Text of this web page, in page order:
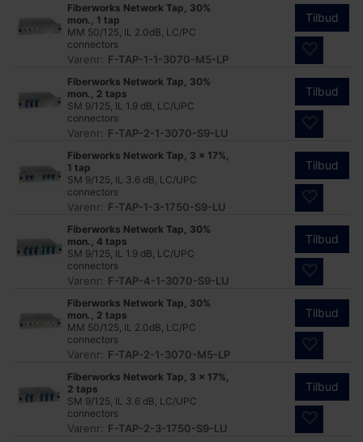
Fiberworks Network Tap, 30%
mon., 1 tap
MM 50/125, IL 2.0dB, LC/PC
connectors
Varenr: F-TAP-1-1-3070-M5-LP
Tilbud
Fiberworks Network Tap, 30%
mon., 2 taps
SM 9/125, IL 1.9 dB, LC/UPC
connectors
Varenr: F-TAP-2-1-3070-S9-LU
Tilbud
Fiberworks Network Tap, 3 x 17%,
1 tap
SM 9/125, IL 3.6 dB, LC/UPC
connectors
Varenr: F-TAP-1-3-1750-S9-LU
Tilbud
Fiberworks Network Tap, 30%
mon., 4 taps
SM 9/125, IL 1.9 dB, LC/UPC
connectors
Varenr: F-TAP-4-1-3070-S9-LU
Tilbud
Fiberworks Network Tap, 30%
mon., 2 taps
MM 50/125, IL 2.0dB, LC/PC
connectors
Varenr: F-TAP-2-1-3070-M5-LP
Tilbud
Fiberworks Network Tap, 3 x 17%,
2 taps
SM 9/125, IL 3.6 dB, LC/UPC
connectors
Varenr: F-TAP-2-3-1750-S9-LU
Tilbud